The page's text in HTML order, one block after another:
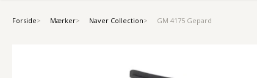
Forside Mærker Naver Collection GM 4175 Gepard